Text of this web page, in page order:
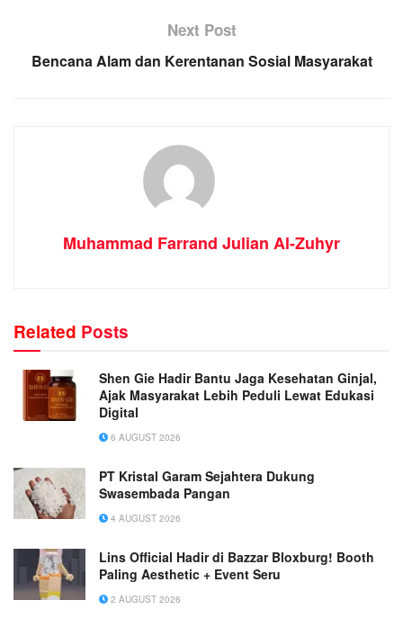
Next Post
Bencana Alam dan Kerentanan Sosial Masyarakat
Muhammad Farrand Julian Al-Zuhyr
Related Posts
Shen Gie Hadir Bantu Jaga Kesehatan Ginjal,
Ajak Masyarakat Lebih Peduli Lewat Edukasi
Digital
6 AUGUST 2026
PT Kristal Garam Sejahtera Dukung
Swasembada Pangan
4 AUGUST 2026
Lins Official Hadir di Bazzar Bloxburg! Booth
Paling Aesthetic + Event Seru
2 AUGUST 2026